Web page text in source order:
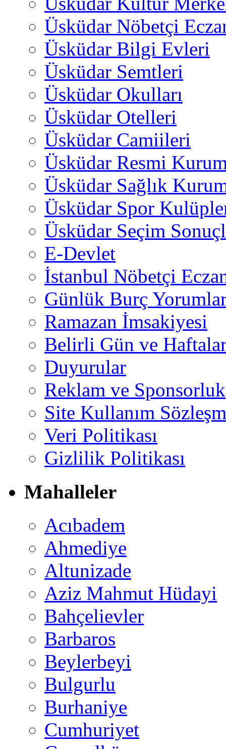
Üsküdar Nöbetçi
Üsküdar Bilgi Evleri
Üsküdar Semtleri
Üsküdar Okulları
Üsküdar Otelleri
Üsküdar Camiileri
Üsküdar Resmi
Üsküdar Sağlık
Üsküdar Spor
Üsküdar Seçim
E-Devlet
İstanbul Nöbetçi
Günlük Burç
Ramazan İmsakiyesi
Belirli Gün ve
Duyurular
Reklam ve Sponsorluk
Site Kullanım
Veri Politikası
Gizlilik Politikası
Mahalleler
Acıbadem
Ahmediye
Altunizade
Aziz Mahmut Hüdayi
Bahçelievler
Barbaros
Beylerbeyi
Bulgurlu
Burhaniye
Cumhuriyet